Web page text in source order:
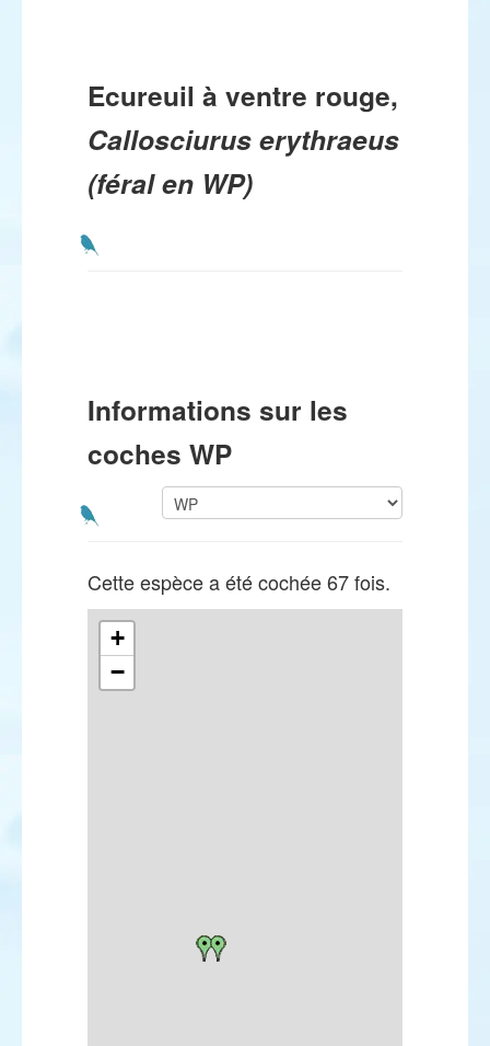
Ecureuil à ventre rouge,
Callosciurus erythraeus
(féral en WP)
Informations sur les
coches WP
Cette espèce a été cochée 67 fois.
+
−